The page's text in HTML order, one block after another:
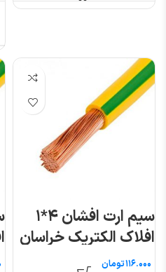
سیم ارت افشان ۴*۱
افلاک الکتریک خراسان
(متری)
تومان